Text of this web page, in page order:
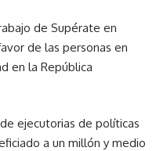
de Supérate en
de las personas en
en la República
ejecutorias de políticas
a un millón y medio